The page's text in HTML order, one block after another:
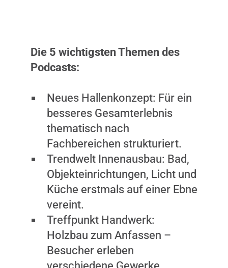
Die 5 wichtigsten Themen des
Podcasts:
Neues Hallenkonzept: Für ein
besseres Gesamterlebnis
thematisch nach
Fachbereichen strukturiert.
Trendwelt Innenausbau: Bad,
Objekteinrichtungen, Licht und
Küche erstmals auf einer Ebne
vereint.
Treffpunkt Handwerk:
Holzbau zum Anfassen –
Besucher erleben